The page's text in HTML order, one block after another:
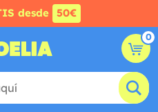
desde 50€
0